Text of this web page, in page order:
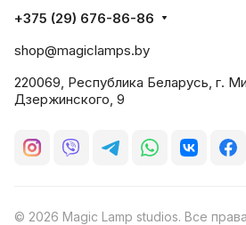
+375 (29) 676-86-86
shop@magiclamps.by
220069, Республика Беларусь, г.
Дзержинского, 9
© 2026 Magic Lamp studios. Все